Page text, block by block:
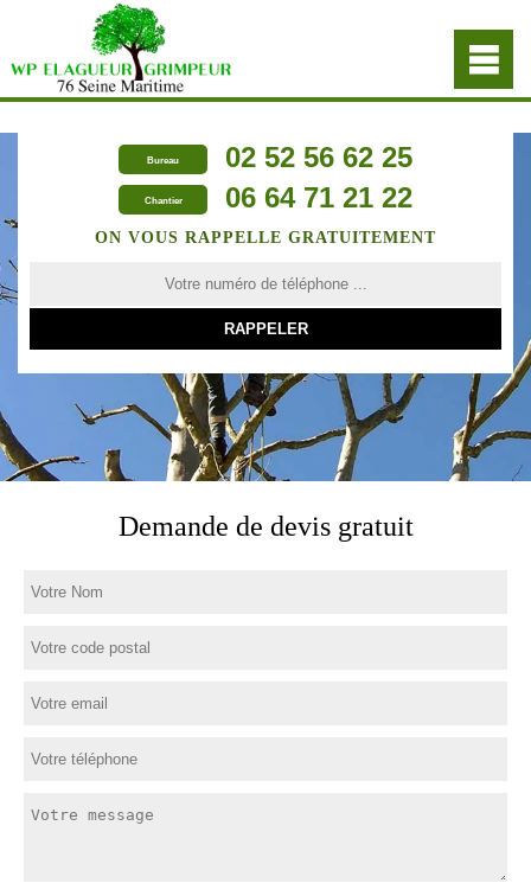
Bureau 02 52 56 62 25
Chantier 06 64 71 21 22
ON VOUS RAPPELLE GRATUITEMENT
Demande de devis gratuit